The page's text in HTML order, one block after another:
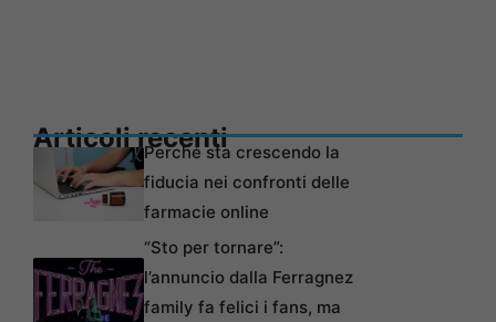
Articoli recentiPerché sta crescendo la
fiducia nei confronti delle
farmacie online
“Sto per tornare”:
l’annuncio dalla Ferragnez
family fa felici i fans, ma